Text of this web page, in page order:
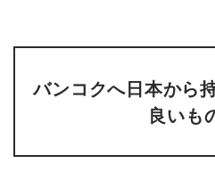
バンコクへ日本から
良いも